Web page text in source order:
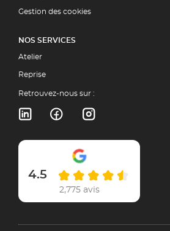
Gestion des cookies
NOS SERVICES
Atelier
Reprise
Retrouvez-nous sur :
4.5
2,775 avis